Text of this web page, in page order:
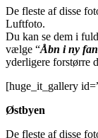
De fleste af disse
Luftfoto.
Du kan se dem i
vælge “Åbn i ny
yderligere forstørre
[huge_it_gallery
Østbyen
De fleste af disse